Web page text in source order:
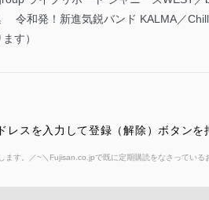
令和発！新進気鋭バンド KALMA／
す）
スを入力して登録（解除）ボタンを
す。／~＼Fujisan.co.jpで既に定期購読をなさってい